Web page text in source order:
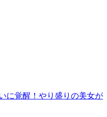
覚醒！やり盛りの美女が